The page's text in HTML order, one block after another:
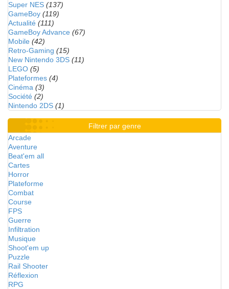
Super NES (137)
GameBoy (119)
Actualité (111)
GameBoy Advance (67)
Mobile (42)
Retro-Gaming (15)
New Nintendo 3DS (11)
LEGO (5)
Plateformes (4)
Cinéma (3)
Société (2)
Nintendo 2DS (1)
Filtrer par genre
Arcade
Aventure
Beat'em all
Cartes
Horror
Plateforme
Combat
Course
FPS
Guerre
Infiltration
Musique
Shoot'em up
Puzzle
Rail Shooter
Réflexion
RPG